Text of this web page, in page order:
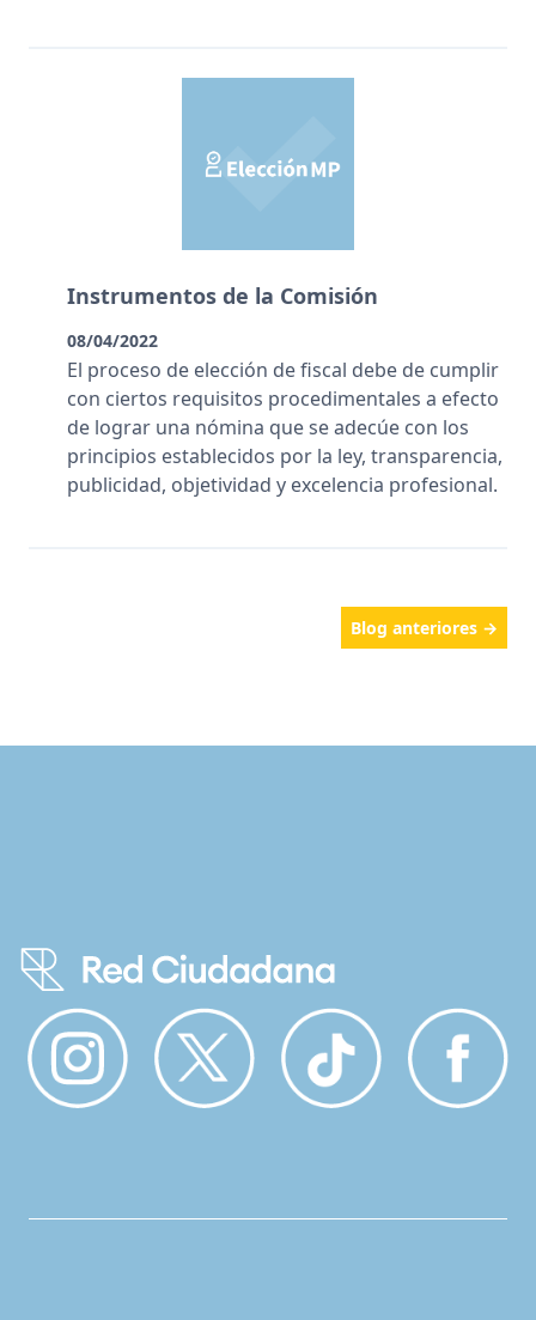
Instrumentos de la Comisión
08/04/2022
El proceso de elección de fiscal debe de cumplir
con ciertos requisitos procedimentales a efecto
de lograr una nómina que se adecúe con los
principios establecidos por la ley, transparencia,
publicidad, objetividad y excelencia profesional.
Blog anteriores →